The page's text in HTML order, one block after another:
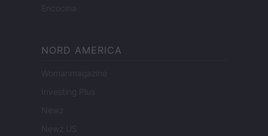
Encocina
NORD AMERICA
Womanmagazine
Investing Plus
Newz
Newz US